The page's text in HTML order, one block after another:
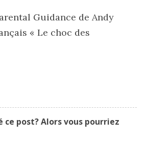
Guidance de Andy
« Le choc des
ce post? Alors vous pourriez